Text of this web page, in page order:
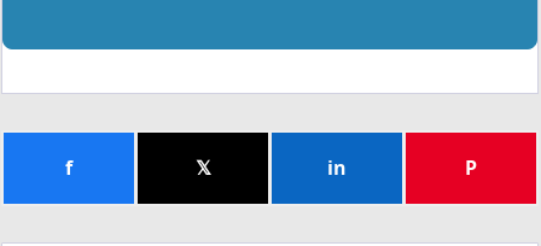
f 𝕏 in P